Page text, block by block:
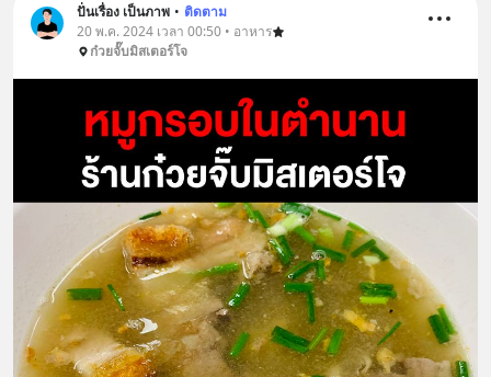
ปั่นเรื่อง เป็นภาพ • ติดตาม
20 พ.ค. 2024 เวลา 00:50 • อาหาร
ก๋วยจั๊บมิสเตอร์โจ